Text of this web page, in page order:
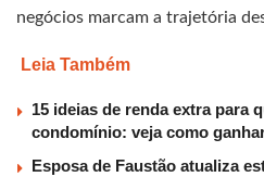
negócios marcam a trajetória
Leia Também
15 ideias de renda extra para
condomínio: veja como
Esposa de Faustão atualiza